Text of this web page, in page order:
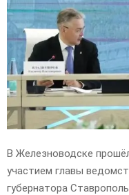
E
N
U
В Железноводске
участием главы
губернатора